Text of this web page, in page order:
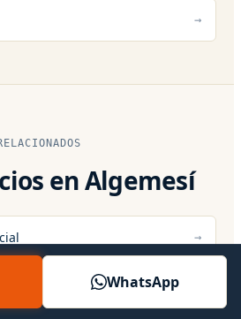
en Algemesí
WhatsApp